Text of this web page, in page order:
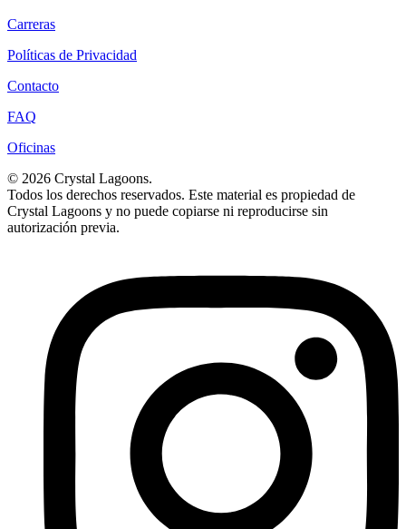
Carreras
Políticas de Privacidad
Contacto
FAQ
Oficinas
© 2026 Crystal Lagoons.
Todos los derechos reservados. Este material es propiedad de
Crystal Lagoons y no puede copiarse ni reproducirse sin
autorización previa.